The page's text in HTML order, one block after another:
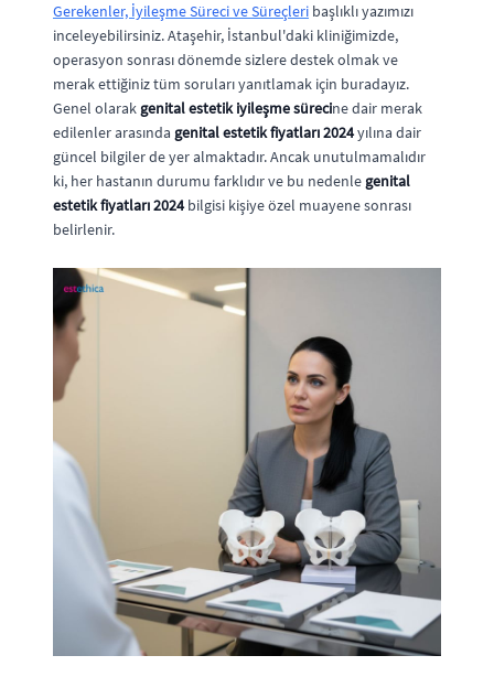
Gerekenler, İyileşme Süreci ve Süreçleri başlıklı yazımızı
inceleyebilirsiniz. Ataşehir, İstanbul'daki kliniğimizde,
operasyon sonrası dönemde sizlere destek olmak ve
merak ettiğiniz tüm soruları yanıtlamak için buradayız.
Genel olarak genital estetik iyileşme sürecine dair merak
edilenler arasında genital estetik fiyatları 2024yılına dair
güncel bilgiler de yer almaktadır. Ancak unutulmamalıdır
ki, her hastanın durumu farklıdır ve bu nedenle genital
estetik fiyatları 2024bilgisi kişiye özel muayene sonrası
belirlenir.